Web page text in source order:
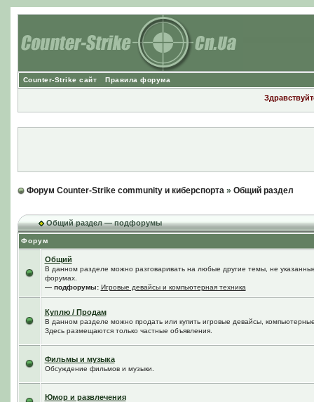
Counter-Strike сайт Правила форума
Форум Counter-Strike community и киберспорта» Общий раздел
Общий раздел — подфорумы
Форум
Общий
В данном разделе можно разговаривать на любые другие темы, не
форумах.
— подфорумы: Игровые девайсы и компьютерная техника
Куплю / Продам
В данном разделе можно продать или купить игровые девайсы,
Здесь размещаются только частные объявления.
Фильмы и музыка
Обсуждение фильмов и музыки.
Юмор и развлечения